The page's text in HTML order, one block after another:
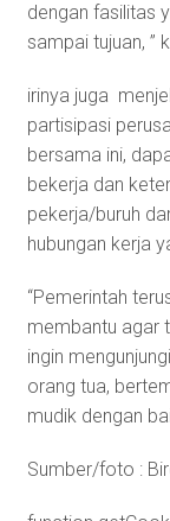
dengan fasilitas
sampai tujuan, ”
irinya juga
partisipasi
bersama ini,
bekerja dan
pekerja/buruh
hubungan kerja
“Pemerintah
membantu agar
ingin
orang tua,
mudik dengan
Sumber/foto :